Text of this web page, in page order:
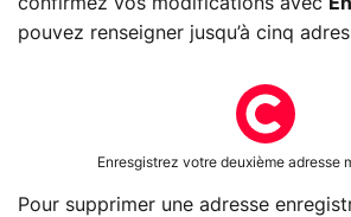
confirmez vos modifications avec
pouvez renseigner jusqu’à cinq
Enresgistrez votre deuxième adresse
Pour supprimer une adresse